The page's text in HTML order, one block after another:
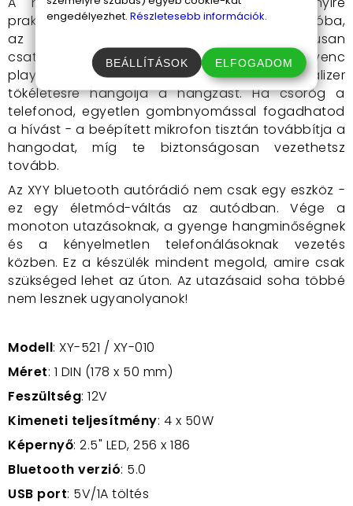
praktikus ez a kis készülék. Reggel beülsz az autóba,
az MP3 bluetooth autórádió automatikusan
csatlakozik a telefonodhoz. Elindítod kedvenc
playlistedet, miközben a beépített equalizer
tökéletesre hangolja a hangzást. Ha csörög a
telefonod, egyetlen gombnyomással fogadhatod
a hívást - a beépített mikrofon tisztán továbbítja a
hangodat, míg te biztonságosan vezethetsz
tovább.
Az XYY bluetooth autórádió nem csak egy eszköz -
ez egy életmód-váltás az autódban. Vége a
monoton utazásoknak, a gyenge hangminőségnek
és a kényelmetlen telefonálásoknak vezetés
közben. Ez a készülék mindent megold, amire csak
szükséged lehet az úton. Az utazásaid soha többé
nem lesznek ugyanolyanok!
Modell: XY-521 / XY-010
Méret: 1 DIN (178 x 50 mm)
Feszültség: 12V
Kimeneti teljesítmény: 4 x 50W
Képernyő: 2.5" LED, 256 x 186
Bluetooth verzió: 5.0
USB port: 5V/1A töltés
engedélyezhet. Részletesebb információk.
BEÁLLÍTÁSOK ELFOGADOM